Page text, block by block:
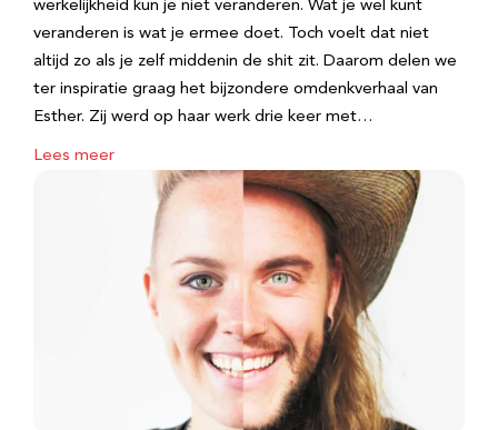
werkelijkheid kun je niet veranderen. Wat je wel kunt
veranderen is wat je ermee doet. Toch voelt dat niet
altijd zo als je zelf middenin de shit zit. Daarom delen we
ter inspiratie graag het bijzondere omdenkverhaal van
Esther. Zij werd op haar werk drie keer met…
Lees meer